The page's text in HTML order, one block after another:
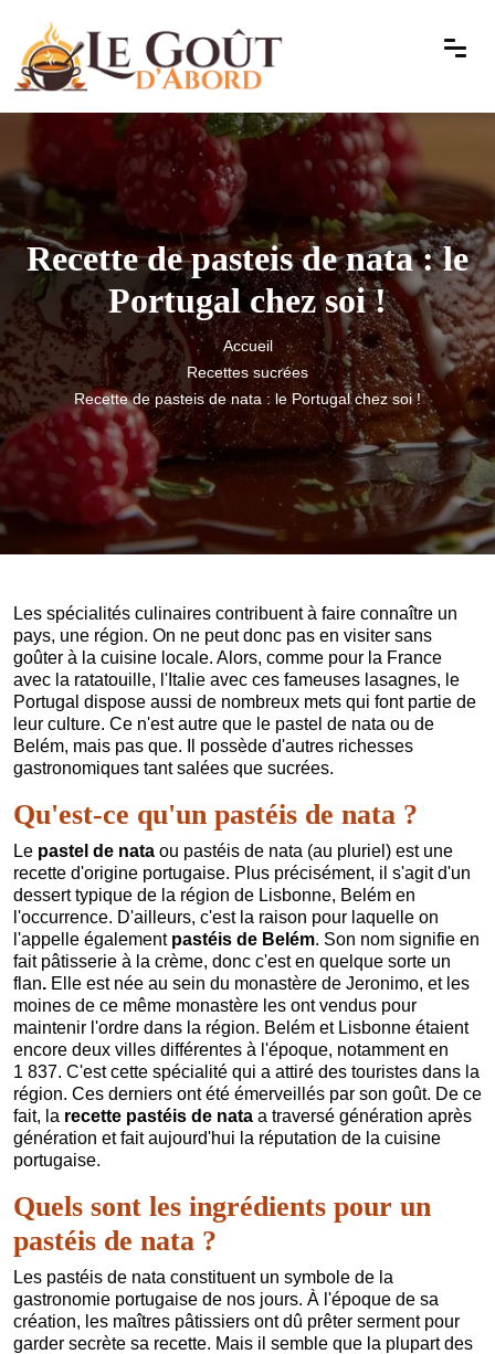
Recette de pasteis de nata : le
Portugal chez soi !
Accueil
Recettes sucrées
Recette de pasteis de nata : le Portugal chez soi !
Les spécialités culinaires contribuent à faire connaître un
pays, une région. On ne peut donc pas en visiter sans
goûter à la cuisine locale. Alors, comme pour la France
avec la ratatouille, l'Italie avec ces fameuses lasagnes, le
Portugal dispose aussi de nombreux mets qui font partie de
leur culture. Ce n'est autre que le pastel de nata ou de
Belém, mais pas que. Il possède d'autres richesses
gastronomiques tant salées que sucrées.
Qu'est-ce qu'un pastéis de nata ?
Le pastel de nata ou pastéis de nata (au pluriel) est une
recette d'origine portugaise. Plus précisément, il s'agit d'un
dessert typique de la région de Lisbonne, Belém en
l'occurrence. D'ailleurs, c'est la raison pour laquelle on
l'appelle également pastéis de Belém. Son nom signifie en
fait pâtisserie à la crème, donc c'est en quelque sorte un
flan. Elle est née au sein du monastère de Jeronimo, et les
moines de ce même monastère les ont vendus pour
maintenir l'ordre dans la région. Belém et Lisbonne étaient
encore deux villes différentes à l'époque, notamment en
1 837. C'est cette spécialité qui a attiré des touristes dans la
région. Ces derniers ont été émerveillés par son goût. De ce
fait, la recette pastéis de nata a traversé génération après
génération et fait aujourd'hui la réputation de la cuisine
portugaise.
Quels sont les ingrédients pour un
pastéis de nata ?
Les pastéis de nata constituent un symbole de la
gastronomie portugaise de nos jours. À l'époque de sa
création, les maîtres pâtissiers ont dû prêter serment pour
garder secrète sa recette. Mais il semble que la plupart des